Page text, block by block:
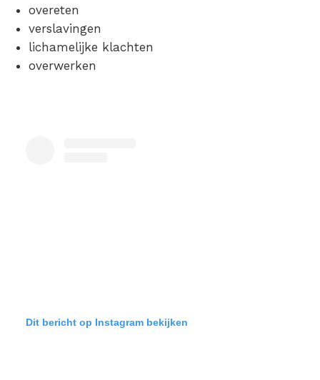
overeten
verslavingen
lichamelijke klachten
overwerken
Dit bericht op Instagram bekijken